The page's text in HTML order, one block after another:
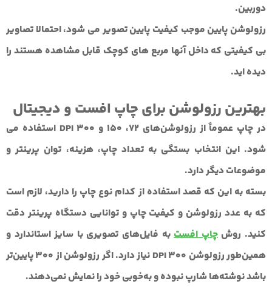
دوربین.
رزولوشن پایین موجب کیفیت پایین تصویر می شود، احتمالا تصاویر
بی کیفیتی که داخل آنها مربع های کوچک قابل مشاهده هستند را
دیده اید.
بهترین رزولوشن برای چاپ افست و دیجیتال
در چاپ عموماً از رزولوشن‌های 72، 150 و 300 DPI استفاده می
شود. این انتخاب بستگی به تعداد چاپ، هزینه، توان پرینتر و
موضوعات دیگر دارد.
بسته به این که قصد استفاده از کدام نوع چاپ را دارید، لازم است
که به عدد رزولوشن و کیفیت چاپ و توانایی دستگاه پرینتر دقت
کنید. روشچاپ افستبه فایل‌های تصویری با سایز استاندارد و
همین‌طور رزولوشن 300 DPI نیاز دارد.
اگر رزولوشن از 300 پایین‌تر
باشد نوشته‌ها شارپ نبوده و به‌خوبی خود را نمایش نمی‌دهند.